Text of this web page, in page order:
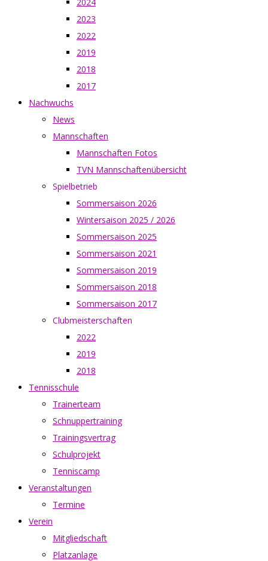
2023
2022
2019
2018
2017
Nachwuchs
News
Mannschaften
Mannschaften Fotos
TVN Mannschaftenübersicht
Spielbetrieb
Sommersaison 2026
Wintersaison 2025 / 2026
Sommersaison 2025
Sommersaison 2021
Sommersaison 2019
Sommersaison 2018
Sommersaison 2017
Clubmeisterschaften
2022
2019
2018
Tennisschule
Trainerteam
Schnuppertraining
Trainingsvertrag
Schulprojekt
Tenniscamp
Veranstaltungen
Termine
Verein
Mitgliedschaft
Platzanlage